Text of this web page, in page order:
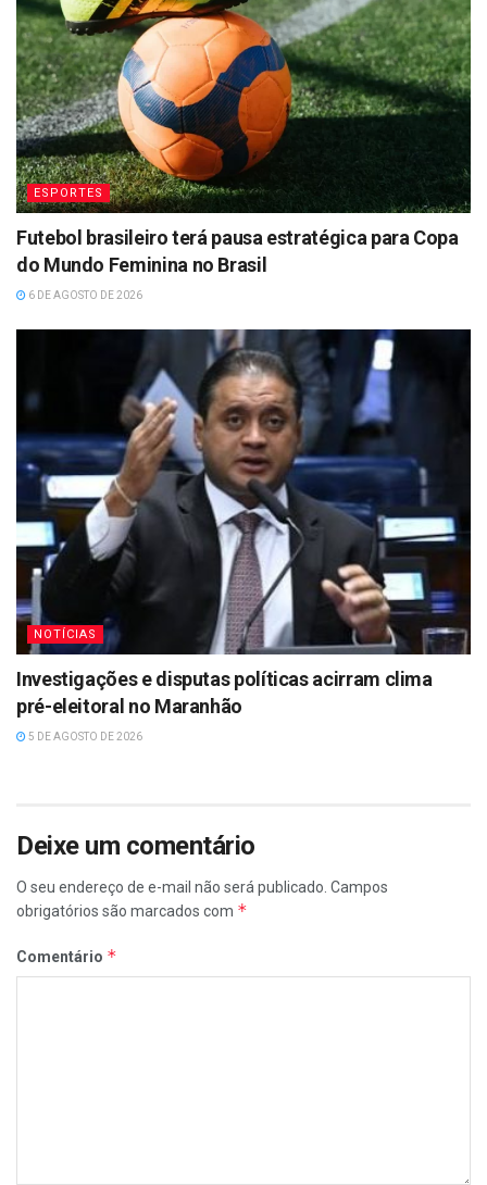
ESPORTES
Futebol brasileiro terá pausa estratégica para Copa
do Mundo Feminina no Brasil
6 DE AGOSTO DE 2026
NOTÍCIAS
Investigações e disputas políticas acirram clima
pré-eleitoral no Maranhão
5 DE AGOSTO DE 2026
Deixe um comentário
O seu endereço de e-mail não será publicado. Campos
obrigatórios são marcados com *
Comentário *